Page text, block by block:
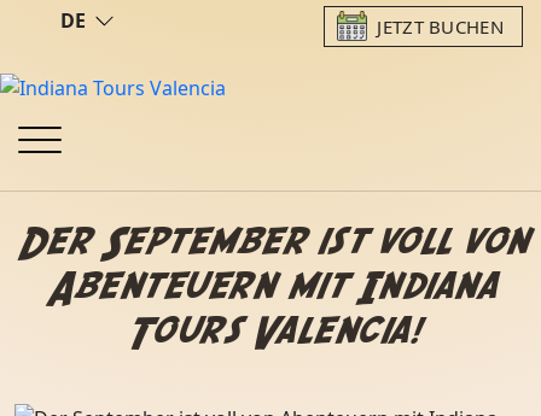
DE JETZT BUCHEN
Der September ist voll von
Abenteuern mit Indiana
Tours Valencia!